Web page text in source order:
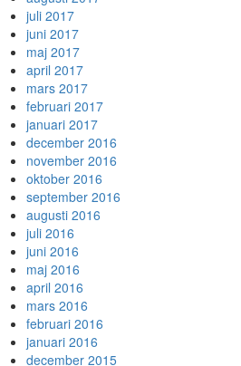
juli 2017
juni 2017
maj 2017
april 2017
mars 2017
februari 2017
januari 2017
december 2016
november 2016
oktober 2016
september 2016
augusti 2016
juli 2016
juni 2016
maj 2016
april 2016
mars 2016
februari 2016
januari 2016
december 2015